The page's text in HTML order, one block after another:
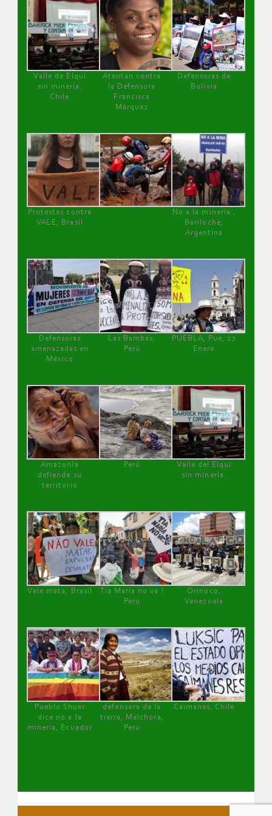
Valle de Elqui
sin minería.
Chile
Atentan contra
la Defensora
Francisca
Márquez
Defensoras de
Bolivia
Protestas contra
VALE, Brasil
No a la minería ,
Bariloche,
Argentina
Defensoras
amenazadas en
México
Las Bambas,
Perú
PUEBLA, Pue, 27
Enero
Amazonía
defiende su
territorio
Perú
Valle del Elqui
sin minería.
Vale mata, Brasil
Tía María no va !
Perú
Orinoco,
Venezuela
Pueblo Shuar
dice no a la
minería, Ecuador
defensora de la
tierra, Melchora,
Perú
Caimanes, Chile